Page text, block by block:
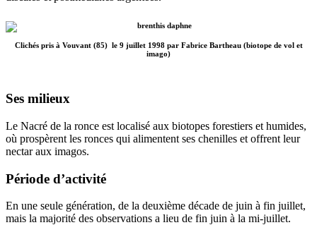
Clichés pris à Vouvant (85) le 9 juillet 1998 par Fabrice Bartheau (biotope de vol et
imago)
Ses milieux
Le Nacré de la ronce est localisé aux biotopes forestiers et humides,
où prospèrent les ronces qui alimentent ses chenilles et offrent leur
nectar aux imagos.
Période d’activité
En une seule génération, de la deuxième décade de juin à fin juillet,
mais la majorité des observations a lieu de fin juin à la mi-juillet.